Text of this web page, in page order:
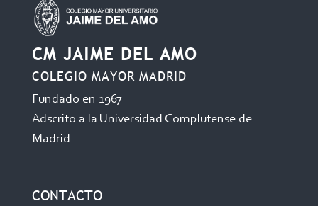
CM JAIME DEL AMO
COLEGIO MAYOR MADRID
Fundado en 1967
Adscrito a la Universidad Complutense de
Madrid
CONTACTO